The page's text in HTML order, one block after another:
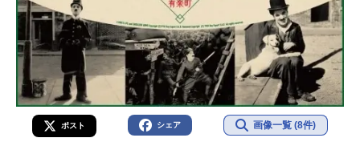
ポスト シェア 画像一覧 (8件)